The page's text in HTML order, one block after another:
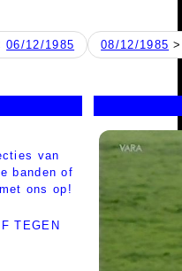
06/12/1985 08/12/1985
van
banden of
ons op!
TEGEN